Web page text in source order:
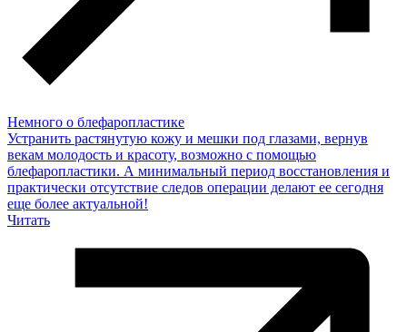
Немного о блефаропластике
Устранить растянутую кожу и мешки под глазами, вернув
векам молодость и красоту, возможно с помощью
блефаропластики. А минимальный период восстановления и
практически отсутствие следов операции делают ее сегодня
еще более актуальной!
Читать